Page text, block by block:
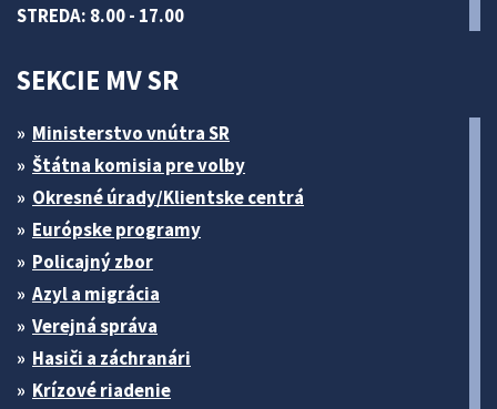
STREDA: 8.00 - 17.00
SEKCIE MV SR
Ministerstvo vnútra SR
Štátna komisia pre volby
Okresné úrady/Klientske centrá
Európske programy
Policajný zbor
Azyl a migrácia
Verejná správa
Hasiči a záchranári
Krízové riadenie